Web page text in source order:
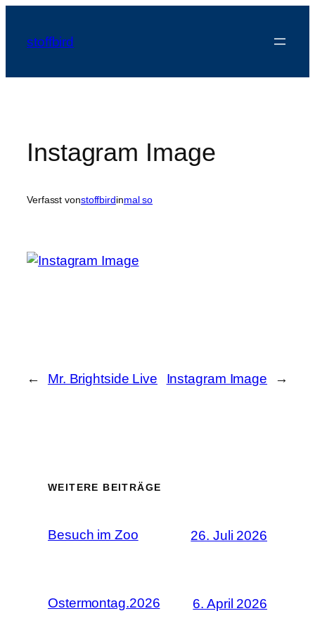
springen
stoffbird
Instagram Image
Verfasst vonstoffbirdinmal so
← Mr. Brightside Live Instagram Image →
WEITERE BEITRÄGE
Besuch im Zoo 26. Juli 2026
Ostermontag.2026 6. April 2026